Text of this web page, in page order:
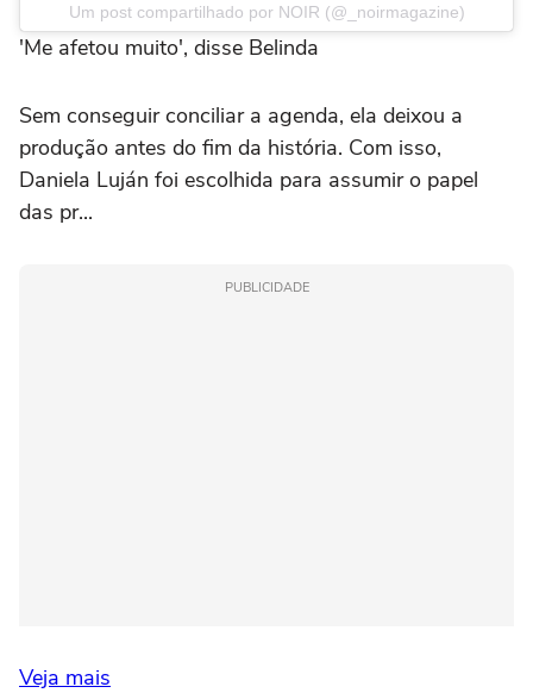
Um post compartilhado por NOIR (@_noirmagazine)
'Me afetou muito', disse Belinda
Sem conseguir conciliar a agenda, ela deixou a
produção antes do fim da história. Com isso,
Daniela Luján foi escolhida para assumir o papel
das pr...
PUBLICIDADE
Veja mais